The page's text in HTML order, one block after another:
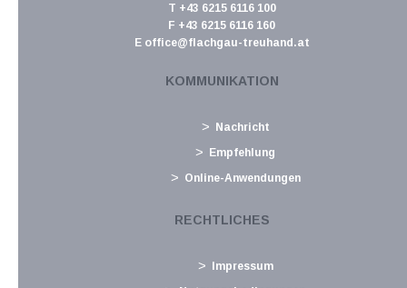
welcher typische Anwendungsfälle sowie die Funktionsweise
von Compliance Packages erläutert werden. Im Rahmen des
drucken
Lohnabgaben (L, DB, DZ, GKK, Stadtkasse/Gemeinde) für
Abgabe der Zusammenfassenden Meldung, ausgenommen
T +43 6215 6116 100
F +43 6215 6116 160
E office@flachgau-treuhand.at
KOMMUNIKATION
Nachricht
Empfehlung
Online-Anwendungen
RECHTLICHES
Impressum